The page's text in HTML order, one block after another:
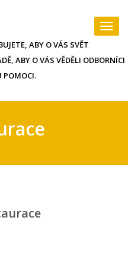
ABY O VÁS SVĚT
ABY O VÁS VĚDĚLI ODBORNÍCI
POMOCI.